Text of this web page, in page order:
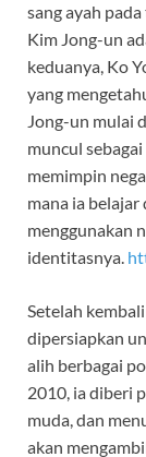
sang ayah
Kim Jong-un
keduanya, Ko
yang
Jong-un mulai
muncul
memimpin
mana ia
menggunakan
identitasnya.
Setelah
dipersiapkan
alih berbagai
2010, ia diberi
muda, dan
akan